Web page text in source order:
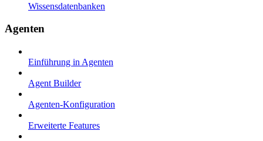
Wissensdatenbanken
Agenten
Einführung in Agenten
Agent Builder
Agenten-Konfiguration
Erweiterte Features